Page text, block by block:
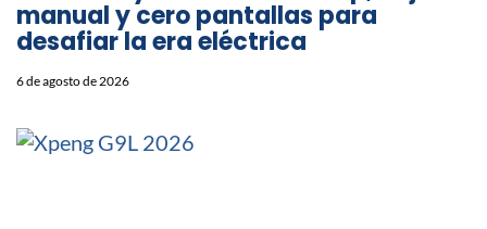
manual y cero pantallas para
desafiar la era eléctrica
6 de agosto de 2026